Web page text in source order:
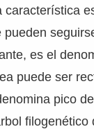
característica
pueden
es el
puede ser
pico